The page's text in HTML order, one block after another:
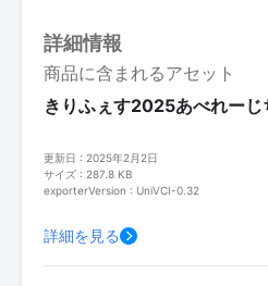
詳細情報
商品に含まれるアセット
きりふぇす2025あべれー
更新日 : 2025年2月2日
サイズ : 287.8 KB
exporterVersion : UniVCI-0.32
詳細を見る